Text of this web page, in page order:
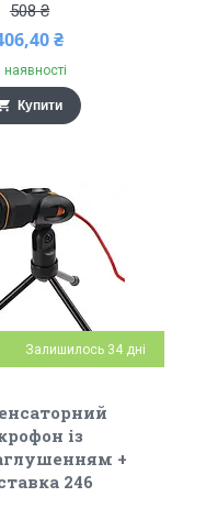
508 ₴
₴
наявності
Купити
Залишилось 34 дні
із
+
246